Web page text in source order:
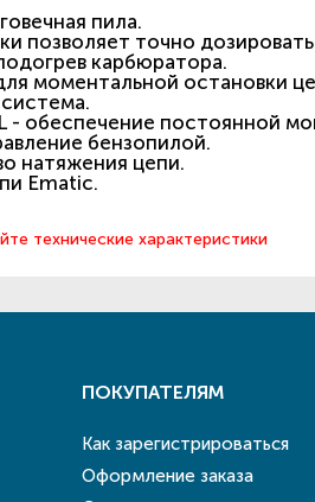
пила.
позволяет точно
карбюратора.
моментальной остановки
- обеспечение постоянной
бензопилой.
натяжения цепи.
Ematic.
технические характеристики
ПОКУПАТЕЛЯМ
Как зарегистрироваться
Оформление заказа